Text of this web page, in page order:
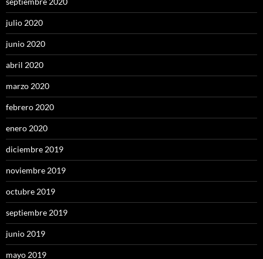
julio 2020
junio 2020
abril 2020
marzo 2020
febrero 2020
enero 2020
diciembre 2019
noviembre 2019
octubre 2019
septiembre 2019
junio 2019
mayo 2019